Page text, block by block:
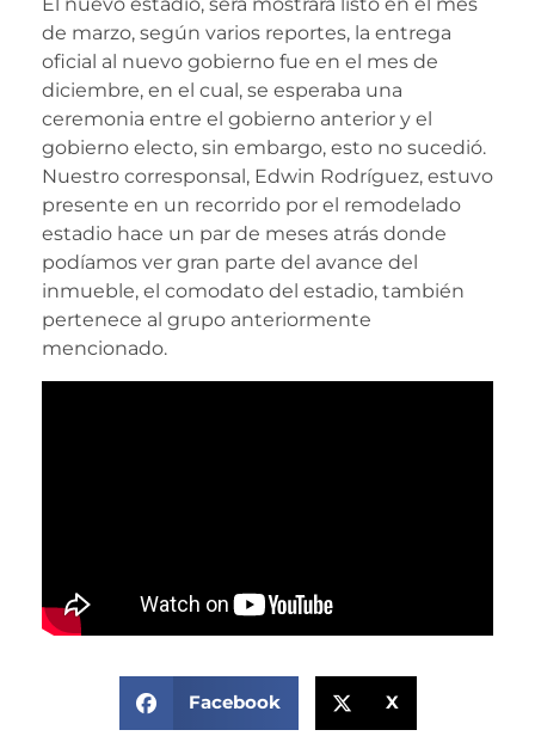
de marzo, según varios reportes, la entrega
oficial al nuevo gobierno fue en el mes de
diciembre, en el cual, se esperaba una
ceremonia entre el gobierno anterior y el
gobierno electo, sin embargo, esto no sucedió.
Nuestro corresponsal, Edwin Rodríguez, estuvo
presente en un recorrido por el remodelado
estadio hace un par de meses atrás donde
podíamos ver gran parte del avance del
inmueble, el comodato del estadio, también
pertenece al grupo anteriormente
mencionado.
Facebook X